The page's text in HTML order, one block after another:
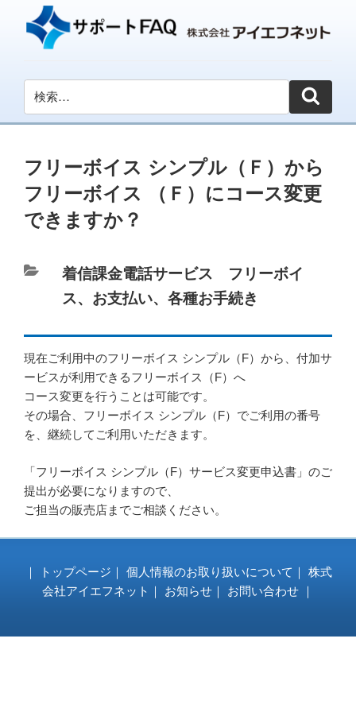
フリーボイス シンプル（Ｆ）から
フリーボイス （Ｆ）にコース変更
できますか？
カ
テ
ー
着信課金電話サービス フリーボイ
ス、 お支払い、各種お手続き
現在ご利用中のフリーボイス シンプル（F）から、付加サ
ービスが利用できるフリーボイス（F）へ
コース変更を行うことは可能です。
その場合、フリーボイス シンプル（F）でご利用の番号
を、継続してご利用いただきます。
「フリーボイス シンプル（F）サービス変更申込書」のご
提出が必要になりますので、
ご担当の販売店までご相談ください。
｜ トップページ ｜ 個人情報のお取り扱いについて ｜ 株式
会社アイエフネット ｜ お知らせ ｜ お問い合わせ ｜